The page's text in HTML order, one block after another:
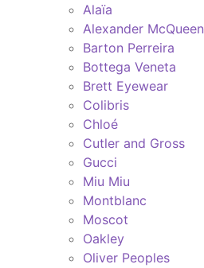
Alaïa
Alexander McQueen
Barton Perreira
Bottega Veneta
Brett Eyewear
Colibris
Chloé
Cutler and Gross
Gucci
Miu Miu
Montblanc
Moscot
Oakley
Oliver Peoples